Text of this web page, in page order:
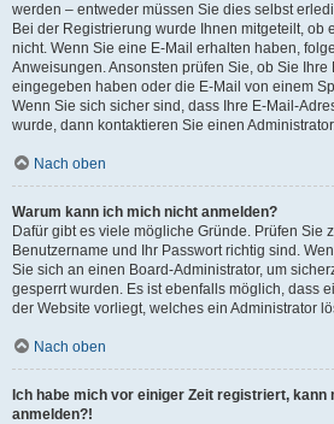
werden – entweder müssen Sie dies selbst
Bei der Registrierung wurde Ihnen mitgeteilt, ob
nicht. Wenn Sie eine E-Mail erhalten haben,
Anweisungen. Ansonsten prüfen Sie, ob Sie Ihre
eingegeben haben oder die E-Mail von einem
Wenn Sie sich sicher sind, dass Ihre E-Mail-
wurde, dann kontaktieren Sie einen
Nach oben
Warum kann ich mich nicht anmelden?
Dafür gibt es viele mögliche Gründe. Prüfen Sie
Benutzername und Ihr Passwort richtig sind.
Sie sich an einen Board-Administrator, um
gesperrt wurden. Es ist ebenfalls möglich, dass
der Website vorliegt, welches ein Administrator
Nach oben
Ich habe mich vor einiger Zeit registriert,
anmelden?!